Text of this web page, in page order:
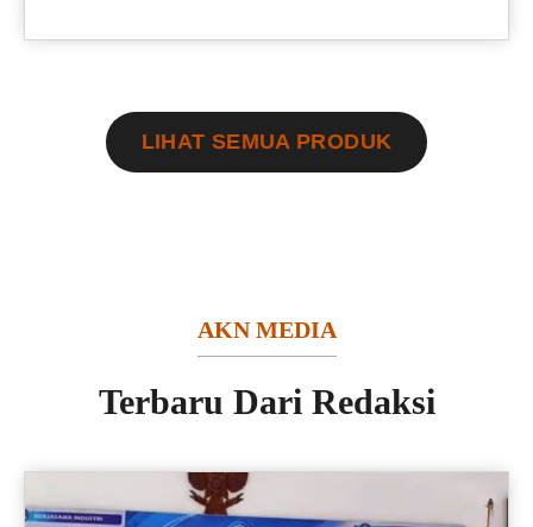
LIHAT SEMUA PRODUK
AKN MEDIA
Terbaru Dari Redaksi